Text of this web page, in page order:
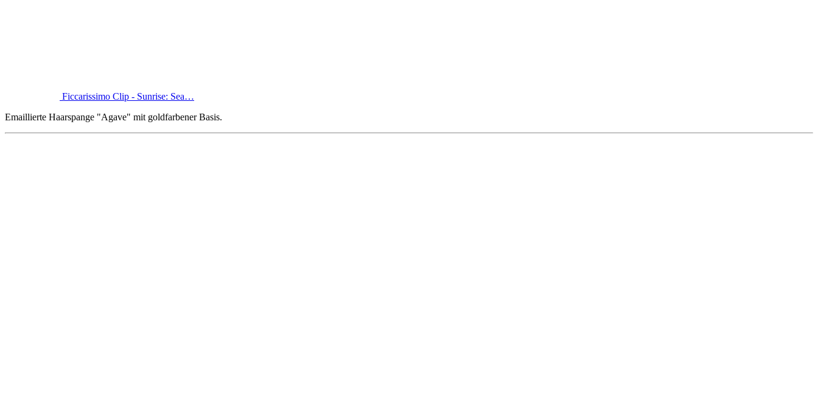
Ficcarissimo Clip - Sunrise: Sea…
Emaillierte Haarspange "Agave" mit goldfarbener Basis.